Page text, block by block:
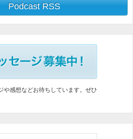
Podcast RSS
や感想などお待ちしています。ぜひ